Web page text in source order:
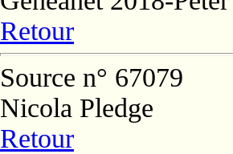
Retour
Source n° 67079
Nicola Pledge
Retour